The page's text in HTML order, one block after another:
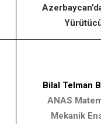
Bilal Telman
ANAS
Mekanik